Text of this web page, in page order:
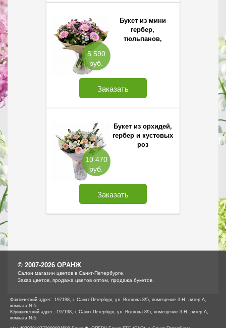
5 590
руб.
Букет из мини
гербер,
тюльпанов,
Заказать
10 470
руб.
Букет из орхидей,
гербер и кустовых
роз
Заказать
© 2007-2026 ОРАНЖ
Cалон магазин цветов в Санкт-Петербурге.
Заказ цветов, продажа цветов оптом, продажа букетов.
Фактический адрес: 197198, г. Санкт-Петербург, ул. Воскова 8/5, помещение 3-Н, литер А,
комната №5
Юридический адрес: 197198, г. Санкт-Петербург, ул. Воскова 8/5, помещение 3-Н, литер А,
комната №5